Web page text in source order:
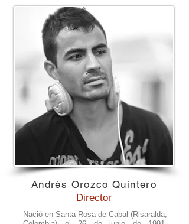
Andrés Orozco Quintero
Director
Nació en Santa Rosa de Cabal (Risaralda,